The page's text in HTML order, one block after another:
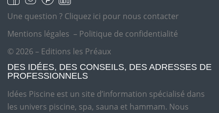
Une question ? Cliquez ici pour nous contacter
Mentions légales – Politique de confidentialité
© 2026 – Editions les Préaux
DES IDÉES, DES CONSEILS, DES ADRESSES DE
PROFESSIONNELS
Idées Piscine est un site d’information spécialisé dans
les univers piscine, spa, sauna et hammam. Nous